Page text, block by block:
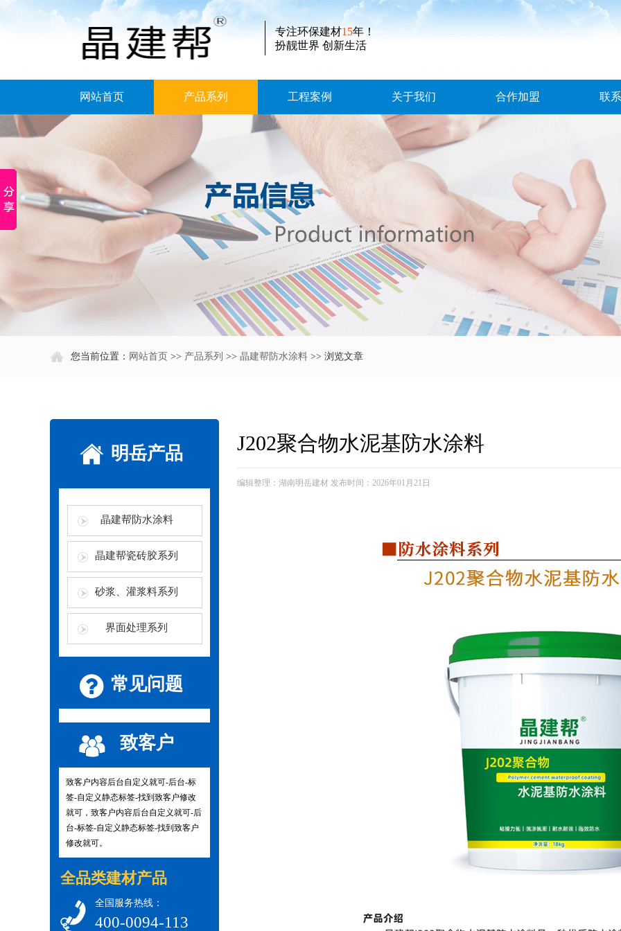
专注环保建材15年！
扮靓世界 创新生活
网站首页 产品系列 工程案例 关于我们 合作加盟 联
您当前位置： 网站首页 >> 产品系列 >> 晶建帮防水涂料 >> 浏览文章
明岳产品
晶建帮防水涂料
晶建帮瓷砖胶系列
砂浆、灌浆料系列
界面处理系列
常见问题
致客户
致客户内容后台自定义就可-后台-标
签-自定义静态标签-找到致客户修改
就可，致客户内容后台自定义就可-后
台-标签-自定义静态标签-找到致客户
修改就可。
全品类建材产品
全国服务热线：
400-0094-113
J202聚合物水泥基防水涂料
编辑整理：湖南明岳建材 发布时间：2026年01月21日